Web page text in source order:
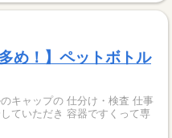
め！】ペットボトル
キャップの 仕分け・検査 仕事
ていただき 容器ですくって専